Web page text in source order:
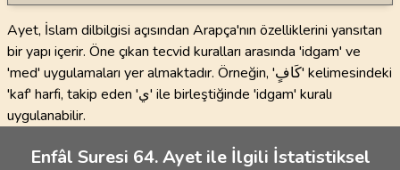
Ayet, İslam dilbilgisi açısından Arapça'nın özelliklerini yansıtan
bir yapı içerir. Öne çıkan tecvid kuralları arasında 'idgam' ve
'med' uygulamaları yer almaktadır. Örneğin, 'كَافٍ' kelimesindeki
'kaf' harfi, takip eden 'ي' ile birleştiğinde 'idgam' kuralı
uygulanabilir.
Enfâl Suresi 64. Ayet ile İlgili İstatistiksel